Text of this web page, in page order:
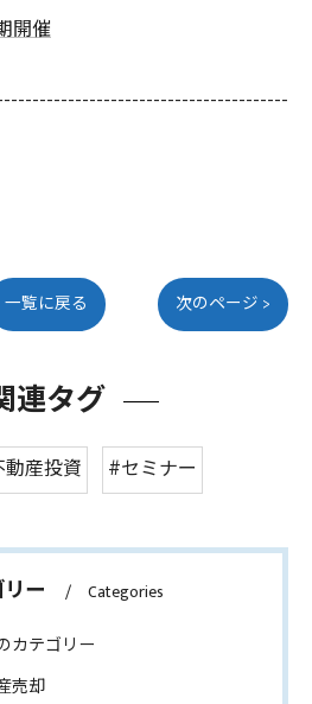
開催
一覧に戻る 次のページ >
連タグ
産投資 #セミナー
ー Categories
カテゴリー
売却